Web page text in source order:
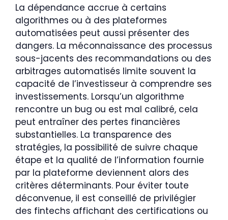
La dépendance accrue à certains
algorithmes ou à des plateformes
automatisées peut aussi présenter des
dangers. La méconnaissance des processus
sous-jacents des recommandations ou des
arbitrages automatisés limite souvent la
capacité de l’investisseur à comprendre ses
investissements. Lorsqu’un algorithme
rencontre un bug ou est mal calibré, cela
peut entraîner des pertes financières
substantielles. La transparence des
stratégies, la possibilité de suivre chaque
étape et la qualité de l’information fournie
par la plateforme deviennent alors des
critères déterminants. Pour éviter toute
déconvenue, il est conseillé de privilégier
des fintechs affichant des certifications ou